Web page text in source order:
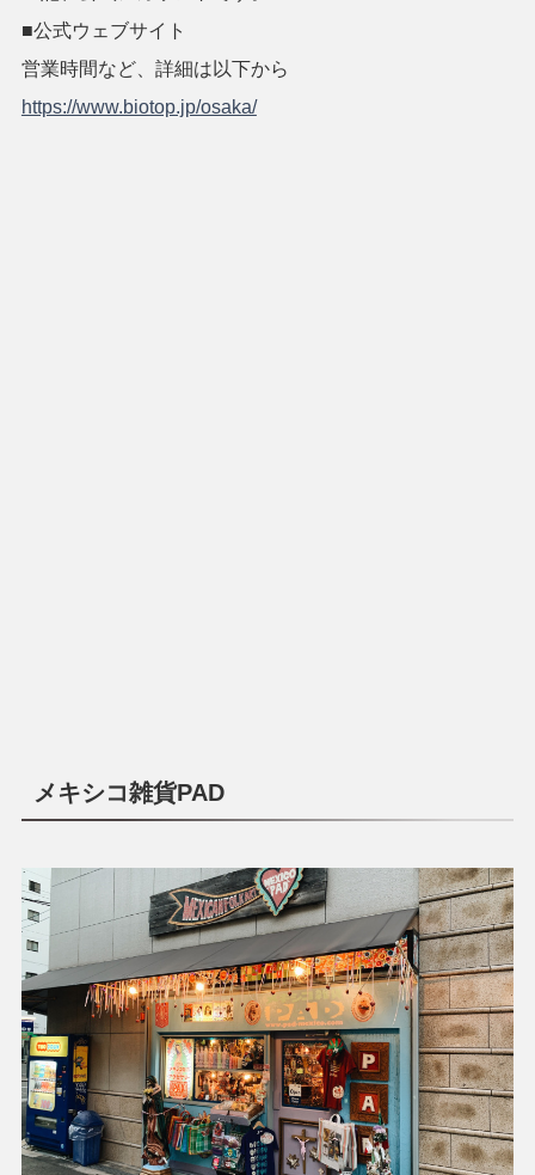
■公式ウェブサイト
営業時間など、詳細は以下から
https://www.biotop.jp/osaka/
メキシコ雑貨PAD